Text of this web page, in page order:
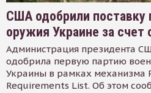
США одобрили поставку
оружия Украине за счет
Администрация президента
одобрила первую партию
Украины в рамках механизма
Requirements List. Об этом